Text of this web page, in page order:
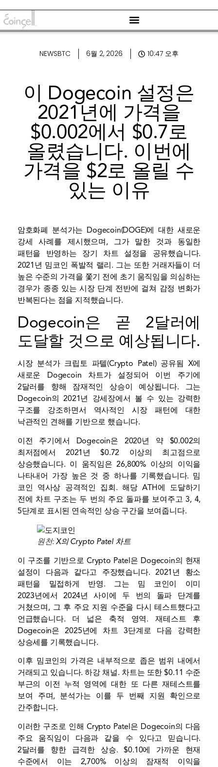
NEWSBTC 6월 2, 2026 10:47 오후
이 Dogecoin 설정은
2021년에 가격을
$0.002에서 $0.7로
올렸습니다. 이번에
가격을 $2로 올릴 수
있는 이유
암호화폐 분석가는 Dogecoin(DOGE)에 대한 새로운
강세 사례를 제시했으며, 그가 말한 것과 동일한
패턴을 반영하는 장기 차트 설정을 공유했습니다.
2021년 밈코인 폭발적 랠리 . 그는 또한 거래자들이 더
높은 수준의 가격을 쫓기 전에 초기 움직임을 의심하는
경우가 종종 있는 시장 단계 전반에 걸쳐 감정 변화가
반복된다는 점을 지적했습니다.
Dogecoin은 곧 2달러에
도달할 것으로 예상됩니다.
시장 분석가 크립토 파텔(Crypto Patel) 공유됨 X에
새로운 Dogecoin 차트가 설정되어 이번 주기에
2달러를 향해 잠재적인 상승이 예상됩니다. 그는
Dogecoin의 2021년 강세장에서 볼 수 있는 강력한
구조를 강조하면서 역사적인 시장 패턴에 대한
낙관적인 견해를 기반으로 했습니다.
이전 주기에서 Dogecoin은 2020년 약 $0.002의
최저점에서 2021년 $0.72 이상의 최고점으로
상승했습니다. 이 움직임은 26,800% 이상의 이익을
나타내어 가장 높은 것 중 하나를 기록했습니다. 밈
코인 역사상 공격적인 집회. 해당 ATH에 도달하기
전에 차트 구조는 두 번의 주요 돌파를 보여주고 3, 4,
5단계로 표시된 연속적인 상승 구간을 보여줍니다.
원천:X의 Crypto Patel 차트
이 구조를 기반으로 Crypto Patel은 Dogecoin의 현재
설정이 다음과 같다고 주장했습니다. 2021년 황소
패턴을 밀접하게 반영. 그는 밈 코인이 이미
2023년에서 2024년 사이에 두 번의 돌파 단계를
거쳤으며, 그 후 주요 지원 수준을 다시 테스트했다고
언급했습니다. 더 넓은 축적 영역. 재테스트 후
Dogecoin은 2025년에 차트 3단계로 다음 강력한
상승세를 기록했습니다.
이후 밈코인의 가격은 내부적으로 좁은 범위 내에서
거래되고 있습니다.하강 채널. 차트는 또한 $0.11 수준
부근의 이전 누적 영역에 대한 또 다른 재테스트를
보여 주며, 분석가는 이를 두 번째 지원 확인으로
간주합니다.
이러한 구조로 인해 Crypto Patel은 Dogecoin의 다음
주요 움직임이 다음과 같을 수 있다고 믿습니다.
2달러를 향한 급격한 상승. $0.10에 가까운 현재
수준에서 이는 2,700% 이상의 잠재적 이익을